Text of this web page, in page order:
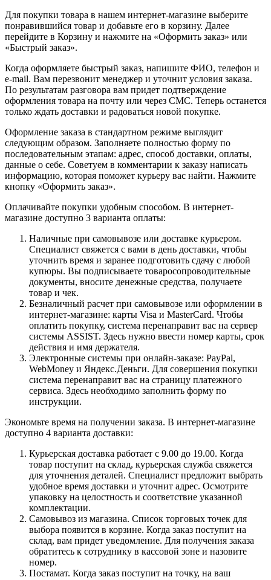
Для покупки товара в нашем интернет-магазине выберите
понравившийся товар и добавьте его в корзину. Далее
перейдите в Корзину и нажмите на «Оформить заказ» или
«Быстрый заказ».
Когда оформляете быстрый заказ, напишите ФИО, телефон и
e-mail. Вам перезвонит менеджер и уточнит условия заказа.
По результатам разговора вам придет подтверждение
оформления товара на почту или через СМС. Теперь останется
только ждать доставки и радоваться новой покупке.
Оформление заказа в стандартном режиме выглядит
следующим образом. Заполняете полностью форму по
последовательным этапам: адрес, способ доставки, оплаты,
данные о себе. Советуем в комментарии к заказу написать
информацию, которая поможет курьеру вас найти. Нажмите
кнопку «Оформить заказ».
Оплачивайте покупки удобным способом. В интернет-
магазине доступно 3 варианта оплаты:
Наличные при самовывозе или доставке курьером.
Специалист свяжется с вами в день доставки, чтобы
уточнить время и заранее подготовить сдачу с любой
купюры. Вы подписываете товаросопроводительные
документы, вносите денежные средства, получаете
товар и чек.
Безналичный расчет при самовывозе или оформлении в
интернет-магазине: карты Visa и MasterCard. Чтобы
оплатить покупку, система перенаправит вас на сервер
системы ASSIST. Здесь нужно ввести номер карты, срок
действия и имя держателя.
Электронные системы при онлайн-заказе: PayPal,
WebMoney и Яндекс.Деньги. Для совершения покупки
система перенаправит вас на страницу платежного
сервиса. Здесь необходимо заполнить форму по
инструкции.
Экономьте время на получении заказа. В интернет-магазине
доступно 4 варианта доставки:
Курьерская доставка работает с 9.00 до 19.00. Когда
товар поступит на склад, курьерская служба свяжется
для уточнения деталей. Специалист предложит выбрать
удобное время доставки и уточнит адрес. Осмотрите
упаковку на целостность и соответствие указанной
комплектации.
Самовывоз из магазина. Список торговых точек для
выбора появится в корзине. Когда заказ поступит на
склад, вам придет уведомление. Для получения заказа
обратитесь к сотруднику в кассовой зоне и назовите
номер.
Постамат. Когда заказ поступит на точку, на ваш